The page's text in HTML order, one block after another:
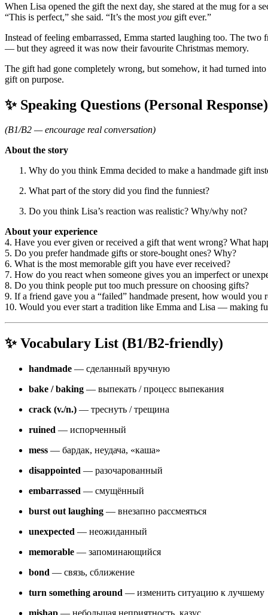
When Lisa opened the gift the next day, she stared at the mug for a
“This is perfect,” she said. “It’s the most you gift ever.”
Instead of feeling embarrassed, Emma started laughing too. The
— but they agreed it was now their favourite Christmas memory.
The gift had gone completely wrong, but somehow, it had turned
gift on purpose.
✨ Speaking Questions (Personal Response)
(B1/B2 — encourage real conversation)
About the story
Why do you think Emma decided to make a handmade gift
What part of the story did you find the funniest?
Do you think Lisa’s reaction was realistic? Why/why not?
About your experience
4. Have you ever given or received a gift that went wrong? What
5. Do you prefer handmade gifts or store-bought ones? Why?
6. What is the most memorable gift you have ever received?
7. How do you react when someone gives you an imperfect or
8. Do you think people put too much pressure on choosing gifts?
9. If a friend gave you a “failed” handmade present, how would you
10. Would you ever start a tradition like Emma and Lisa — making
✨Vocabulary List (B1/B2-friendly)
handmade — сделанный вручную
bake / baking — выпекать / процесс выпекания
crack (v./n.) — треснуть / трещина
ruined — испорченный
mess — бардак, неудача, «каша»
disappointed — разочарованный
embarrassed — смущённый
burst out laughing — внезапно рассмеяться
unexpected — неожиданный
memorable — запоминающийся
bond — связь, сближение
turn something around — изменить ситуацию к лучшему